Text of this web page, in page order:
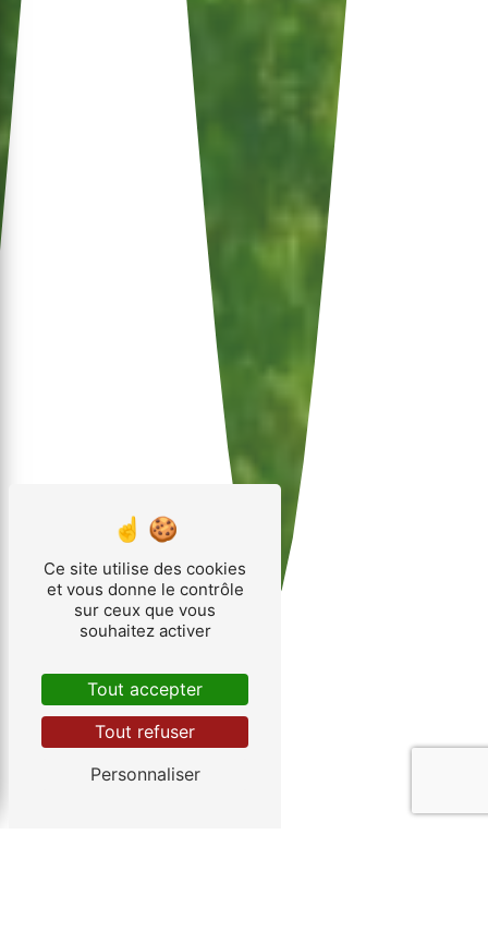
Ce site utilise des cookies
et vous donne le contrôle
sur ceux que vous
souhaitez activer
Tout accepter
Tout refuser
Personnaliser